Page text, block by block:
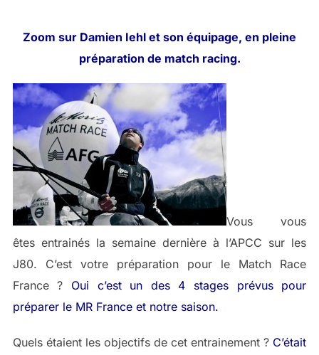
Zoom sur Damien Iehl et son équipage, en pleine
préparation de match racing.
Vous vous
êtes entrainés la semaine dernière à l’APCC sur les
J80. C’est votre préparation pour le Match Race
France ? Oui c’est un des 4 stages prévus pour
préparer le MR France et notre saison.
Quels étaient les objectifs de cet entrainement ? C’était